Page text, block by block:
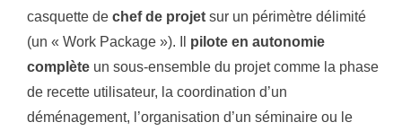
casquette de chef de projet sur un périmètre délimité
(un « Work Package »). Il pilote en autonomie
complète un sous-ensemble du projet comme la phase
de recette utilisateur, la coordination d’un
déménagement, l’organisation d’un séminaire ou le